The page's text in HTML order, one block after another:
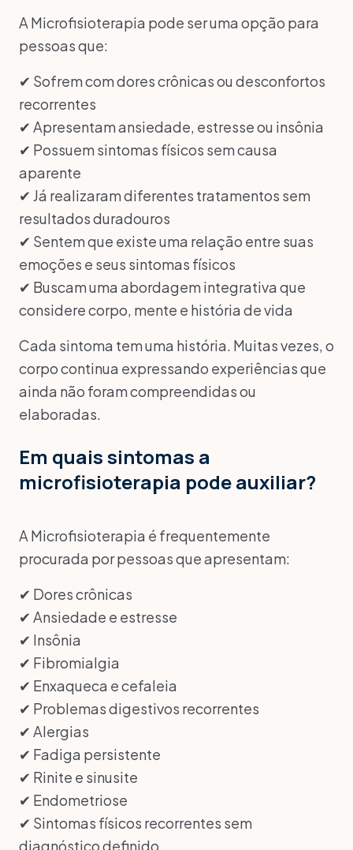
A Microfisioterapia pode ser uma opção para
pessoas que:
✔ Sofrem com dores crônicas ou desconfortos
recorrentes
✔ Apresentam ansiedade, estresse ou insônia
✔ Possuem sintomas físicos sem causa
aparente
✔ Já realizaram diferentes tratamentos sem
resultados duradouros
✔ Sentem que existe uma relação entre suas
emoções e seus sintomas físicos
✔ Buscam uma abordagem integrativa que
considere corpo, mente e história de vida
Cada sintoma tem uma história. Muitas vezes, o
corpo continua expressando experiências que
ainda não foram compreendidas ou
elaboradas.
Em quais sintomas a
microfisioterapia pode auxiliar?
A Microfisioterapia é frequentemente
procurada por pessoas que apresentam:
✔ Dores crônicas
✔ Ansiedade e estresse
✔ Insônia
✔ Fibromialgia
✔ Enxaqueca e cefaleia
✔ Problemas digestivos recorrentes
✔ Alergias
✔ Fadiga persistente
✔ Rinite e sinusite
✔ Endometriose
✔ Sintomas físicos recorrentes sem